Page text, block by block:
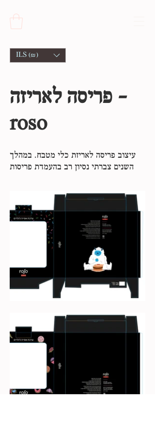
ILS (₪)
פריסה לאריזה -
roso
עיצוב פריסה לאריזת כלי מטבח. במהלך
השנים צברתי נסיון רב בהעמדת פריסות